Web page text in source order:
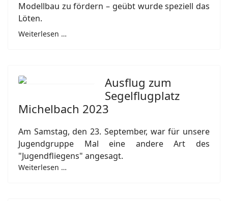
Modellbau zu fördern – geübt wurde speziell das
Löten.
Weiterlesen …
Ausflug zum
Segelflugplatz
Michelbach 2023
Am Samstag, den 23. September, war für unsere
Jugendgruppe Mal eine andere Art des
"Jugendfliegens" angesagt.
Weiterlesen …